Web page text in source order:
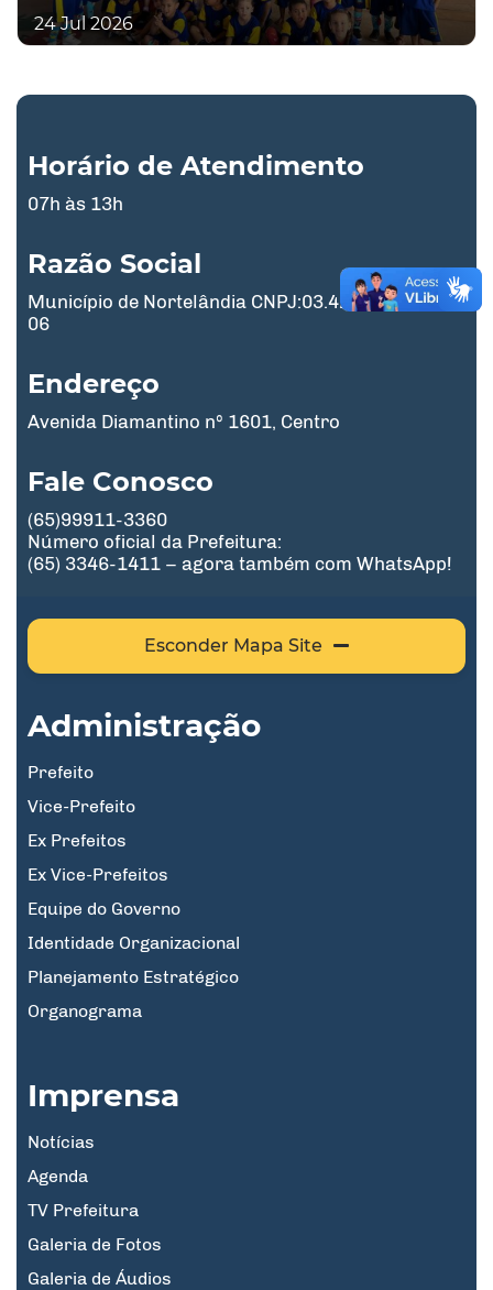
24 Jul 2026
Horário de Atendimento
07h às 13h
Razão Social
Município de Nortelândia CNPJ:03.425.170/0001-
06
Endereço
Avenida Diamantino nº 1601, Centro
Fale Conosco
(65)99911-3360
Número oficial da Prefeitura:
(65) 3346-1411 – agora também com WhatsApp!
Esconder Mapa Site
Administração
Prefeito
Vice-Prefeito
Ex Prefeitos
Ex Vice-Prefeitos
Equipe do Governo
Identidade Organizacional
Planejamento Estratégico
Organograma
Imprensa
Notícias
Agenda
TV Prefeitura
Galeria de Fotos
Galeria de Áudios